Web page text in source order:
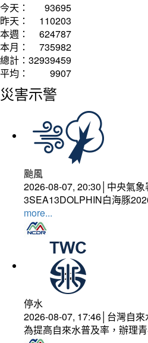
今天：
93695
昨天：
110203
本週：
624787
本月：
735982
總計： 32939459
平均：
9907
災害示警
颱風
2026-08-07, 20:30│中央氣象
3SEA13DOLPHIN白海豚
more...
停水
2026-08-07, 17:46│台灣自來
為提高自來水普及率，辦理